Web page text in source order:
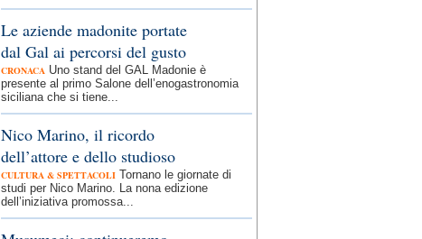
Le aziende madonite portate
dal Gal ai percorsi del gusto
CRONACA Uno stand del GAL Madonie è
presente al primo Salone dell’enogastronomia
siciliana che si tiene...
Nico Marino, il ricordo
dell’attore e dello studioso
CULTURA & SPETTACOLI Tornano le giornate di
studi per Nico Marino. La nona edizione
dell’iniziativa promossa...